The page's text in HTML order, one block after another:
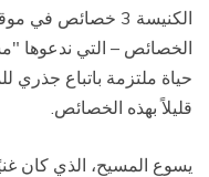
الكنيسة 3
الخصائص – التي ندعوها
حياة ملتزمة باتباع جذري
قليلاً بهذه الخصائص.
يسوع المسيح، الذي كان